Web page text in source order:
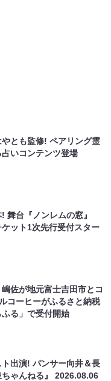
とも監修! ペアリング霊
いコンテンツ登場
舞台『ノンレムの窓』
ット1次先行受付スター
佐が地元富士吉田市とコ
コーヒーがふるさと納税
る」で受付開始
出演! パンサー向井＆長
ちゃんねる』2026.08.06